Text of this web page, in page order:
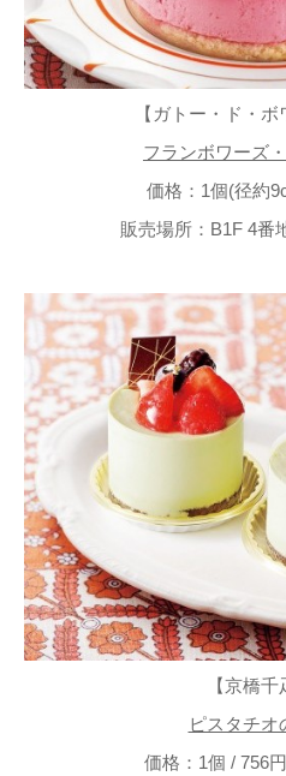
【ガトー・ド・ボ
フランボワーズ
価格：1個(径約
販売場所：B1F 4番
【京橋千
ピスタチオ
価格：1個 /